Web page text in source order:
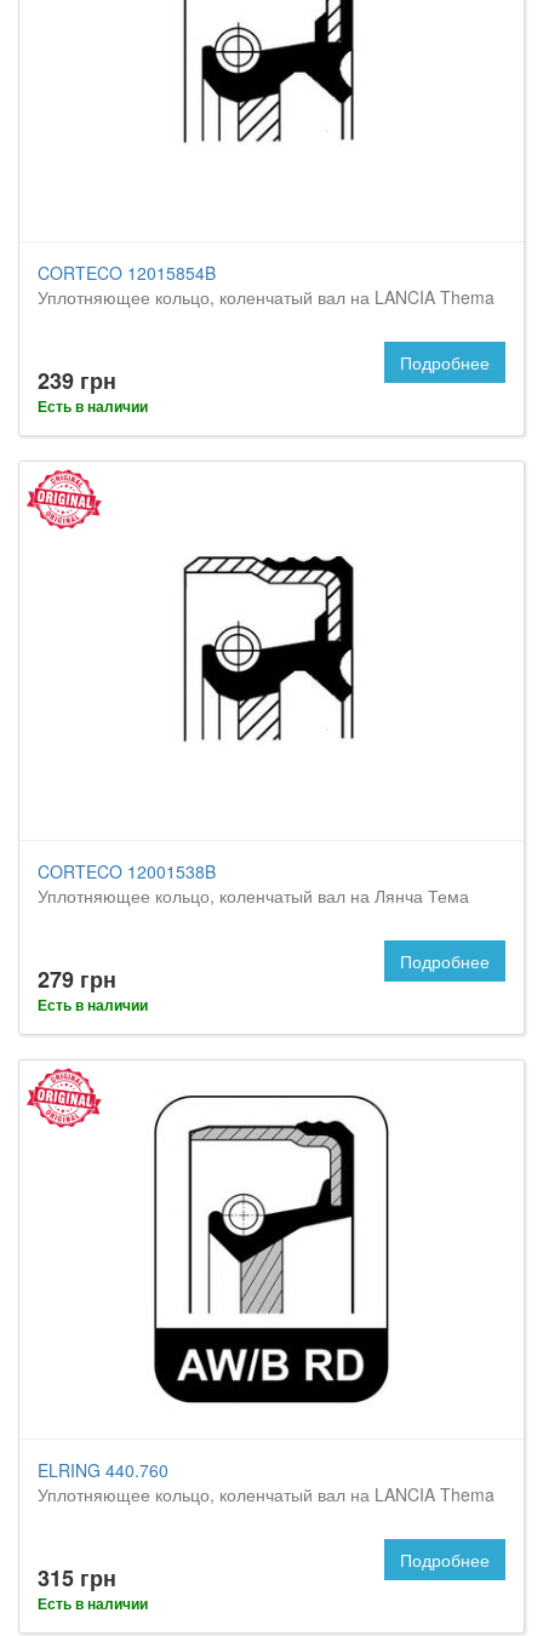
CORTECO 12015854B
Уплотняющее кольцо, коленчатый вал на LANCIA Thema
239 грн
Есть в наличии
Подробнее
CORTECO 12001538B
Уплотняющее кольцо, коленчатый вал на Лянча Тема
279 грн
Есть в наличии
Подробнее
ELRING 440.760
Уплотняющее кольцо, коленчатый вал на LANCIA Thema
315 грн
Есть в наличии
Подробнее